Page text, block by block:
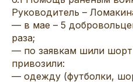
Руководитель –
— в мае – 5
раза;
— по заявкам шили
привозили:
— одежду (футболки,